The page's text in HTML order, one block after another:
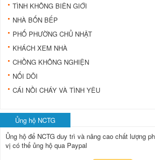
TÌNH KHÔNG BIÊN GIỚI
NHÀ BỐN BẾP
PHỐ PHƯỜNG CHỦ NHẬT
KHÁCH XEM NHÀ
CHỒNG KHÔNG NGHIỆN
NỐI DÕI
CÁI NỒI CHÁY VÀ TÌNH YÊU
Ủng hộ NCTG
Ủng hộ để NCTG duy trì và nâng cao chất lượng
vị có thể ủng hộ qua Paypal